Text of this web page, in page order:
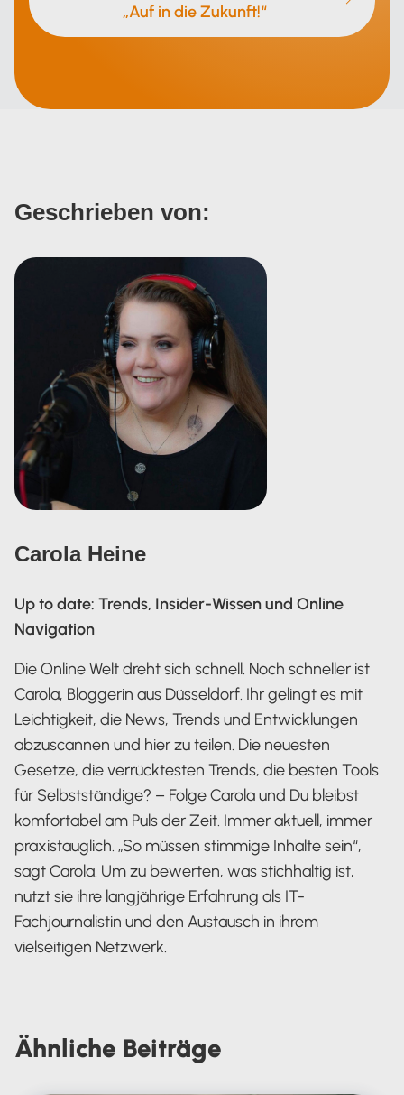
„Auf in die Zukunft!“
Geschrieben von:
Carola Heine
Up to date: Trends, Insider-Wissen und Online
Navigation
Die Online Welt dreht sich schnell. Noch schneller ist
Carola, Bloggerin aus Düsseldorf. Ihr gelingt es mit
Leichtigkeit, die News, Trends und Entwicklungen
abzuscannen und hier zu teilen. Die neuesten
Gesetze, die verrücktesten Trends, die besten Tools
für Selbstständige? – Folge Carola und Du bleibst
komfortabel am Puls der Zeit. Immer aktuell, immer
praxistauglich. „So müssen stimmige Inhalte sein“,
sagt Carola. Um zu bewerten, was stichhaltig ist,
nutzt sie ihre langjährige Erfahrung als IT-
Fachjournalistin und den Austausch in ihrem
vielseitigen Netzwerk.
Ähnliche Beiträge